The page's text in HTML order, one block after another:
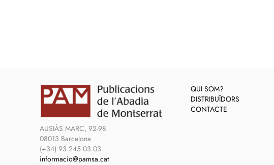
AUSIÀS MARC, 92-98
08013 Barcelona
(+34) 93 245 03 03
informacio@pamsa.cat
QUI SOM?
DISTRIBUÏDORS
CONTACTE